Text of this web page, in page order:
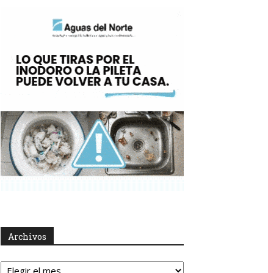
Archivos
Archivos